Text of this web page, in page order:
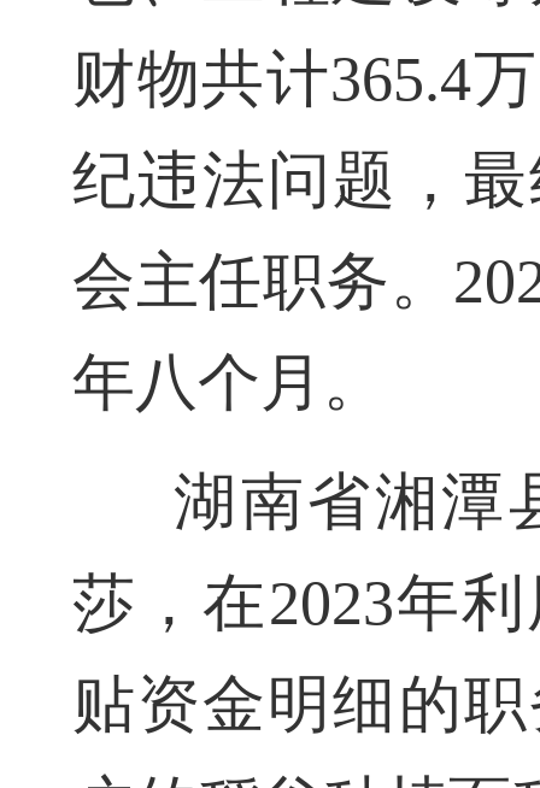
财物共计365.4
纪违法问题，
会主任职务。
年八个月。
湖南省湘潭
莎，在2023年
贴资金明细的